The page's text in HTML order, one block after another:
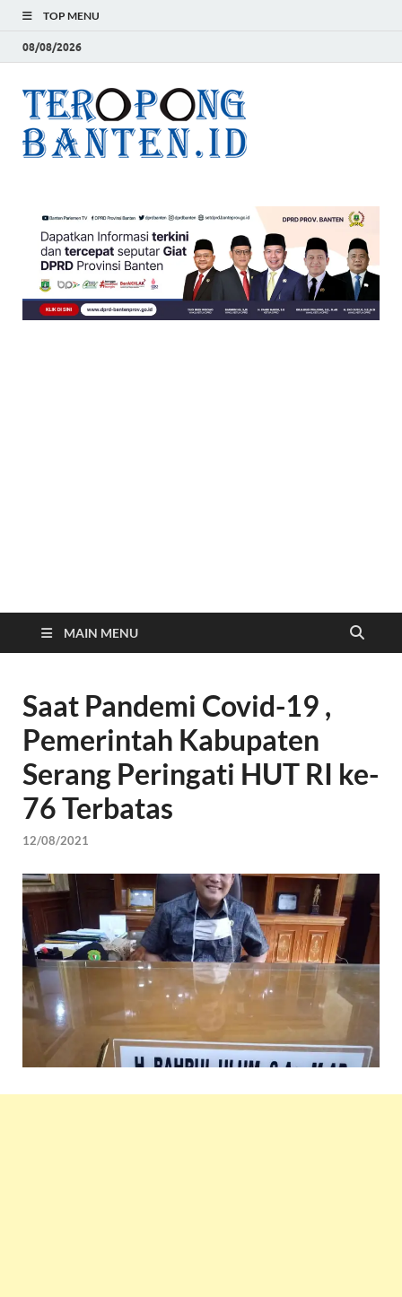
TOP MENU
08/08/2026
MAIN MENU
Saat Pandemi Covid-19 ,
Pemerintah Kabupaten
Serang Peringati HUT RI ke-
76 Terbatas
12/08/2021